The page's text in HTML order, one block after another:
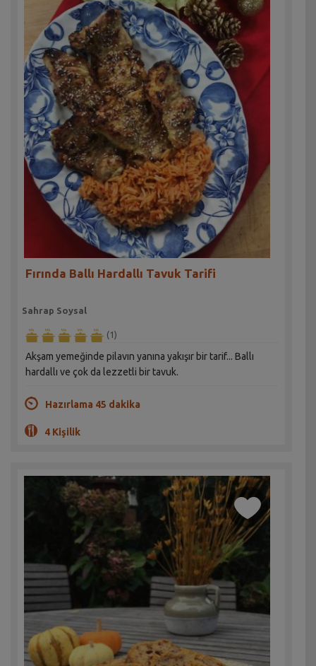
Fırında Ballı Hardallı Tavuk Tarifi
Sahrap Soysal
(1)
Akşam yemeğinde pilavın yanına yakışır bir tarif... Ballı
hardallı ve çok da lezzetli bir tavuk.
Hazırlama 45 dakika
4 Kişilik